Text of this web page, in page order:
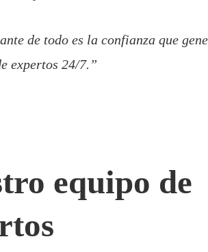
de todo es la confianza que
expertos 24/7.”
equipo de